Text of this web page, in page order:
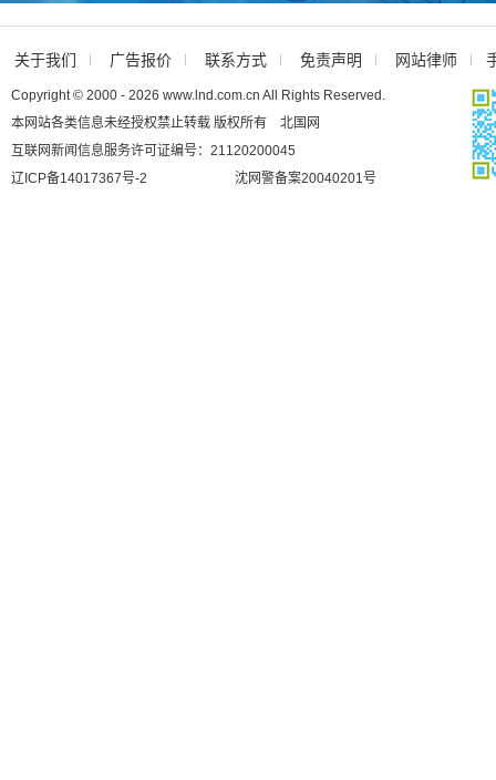
关于我们 广告报价 联系方式 免责声明 网站律师
Copyright © 2000 - 2026 www.lnd.com.cn All Rights Reserved.
本网站各类信息未经授权禁止转载 版权所有 北国网
互联网新闻信息服务许可证编号：21120200045
辽ICP备14017367号-2
沈网警备案20040201号